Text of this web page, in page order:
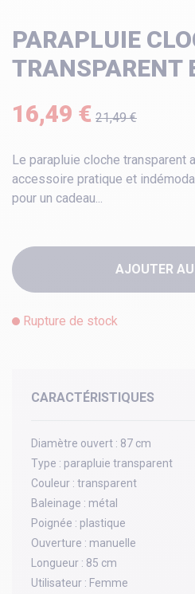
PARAPLUIE
TRANSPARENT
16,49 € 21,49 €
Le parapluie cloche transparent
accessoire pratique et
pour un cadeau...
AJOUTER
Rupture de stock
CARACTÉRISTIQUES
Diamètre ouvert : 87 cm
Type : parapluie transparent
Couleur : transparent
Baleinage : métal
Poignée : plastique
Ouverture : manuelle
Longueur : 85 cm
Utilisateur : Femme